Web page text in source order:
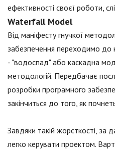
ефективності своєї роботи,
Waterfall Model
Від маніфесту гнучкої
забезпечення переходимо
- "водоспад" або каскадна
методологій. Передбачає
розробки програмного
закінчиться до того, як
Завдяки такій жорсткості, за
легко керувати проектом.